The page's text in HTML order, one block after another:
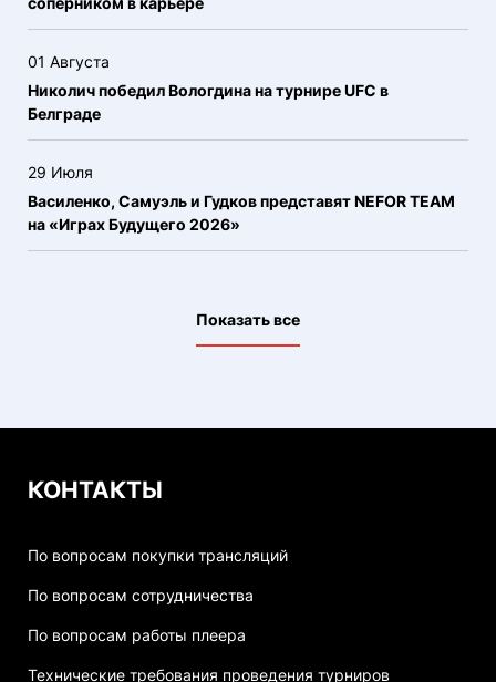
Показать все
01 Августа
Николич победил Вологдина на турнире UFC в
Белграде
29 Июля
Василенко, Самуэль и Гудков представят NEFOR TEAM
на «Играх Будущего 2026»
КОНТАКТЫ
По вопросам покупки трансляций
По вопросам сотрудничества
По вопросам работы плеера
Технические требования проведения турниров